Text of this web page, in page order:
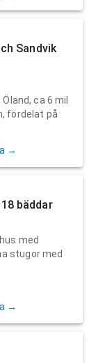
Sandvik
ca 6 mil
fördelat på
→
bäddar
med
stugor med
→